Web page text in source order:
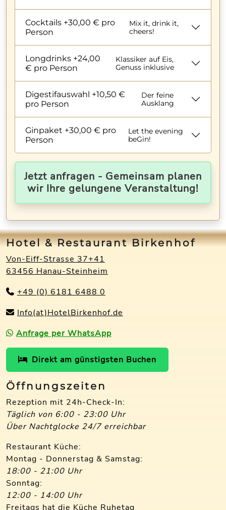
Cocktails +30,00 € pro
Person
Mix it, drink it,
cheers!
Longdrinks +24,00
€ pro Person
Klassiker auf Eis,
Genuss inklusive
Digestifauswahl +10,50 €
pro Person
Der feine
Ausklang
Ginpaket +30,00 € pro
Person
Let the evening
beGin!
Jetzt anfragen - Gemeinsam planen
wir Ihre gelungene Veranstaltung!
Hotel & Restaurant Birkenhof
Von-Eiff-Strasse 37+41
63456 Hanau-Steinheim
+49 (0) 6181 6488 0
Info(at)HotelBirkenhof.de
Anfrage per WhatsApp
Direkt am günstigsten Buchen
Öffnungszeiten
Rezeption mit 24h-Check-In:
Täglich von 6:00 - 23:00 Uhr
Über Nachtglocke 24/7 erreichbar
Restaurant Küche:
Montag - Donnerstag & Samstag:
18:00 - 21:00 Uhr
Sonntag:
12:00 - 14:00 Uhr
Freitags hat die Küche Ruhetag